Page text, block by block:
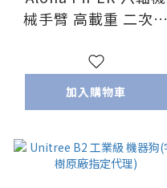
械手臂 高載重 二次開
Python API 和 ROS1
/ ROS2
加入購物車